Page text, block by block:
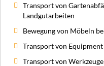
Transport von
Landgutarbeiten
Bewegung von Möbeln
Transport von
Transport von